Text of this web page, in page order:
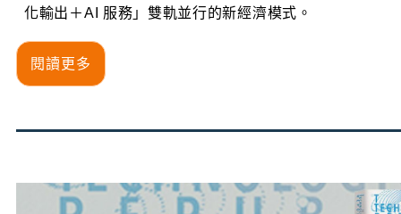
化輸出＋AI 服務」雙軌並行的新經濟模式。
閱讀更多